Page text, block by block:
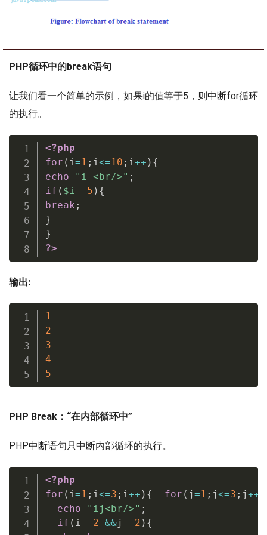
PHP循环中的break语句
让我们看一个简单的示例，如果i的值等于5，则中断for循环
的执行。
<?php
for ( i=1 ; i<=10 ; i++ ) {
echo
"i <br/>" ;
if ( $i==5 ) {
break ;
}
}
?>
输出:
1
2
3
4
5
PHP Break：“在内部循环中”
PHP中断语句只中断内部循环的执行。
<?php
for ( i=1 ; i<=3 ; i++ ) { for ( j =1 ; j <=3 ; j ++
echo
"ij<br/>" ;
if ( i==2 &&j ==2 ) {